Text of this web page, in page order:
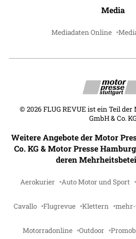
Media
Mediadaten Online
© 2026 FLUG REVUE ist ein Teil
GmbH & Co. KG
Weitere Angebote der Motor
Co. KG & Motor Presse
deren
Aerokurier Auto Motor und Sport
Cavallo Flugrevue Klettern
Motorradonline Outdoor